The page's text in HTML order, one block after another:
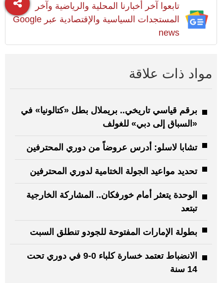
تابعوا آخر أخبارنا المحلية والرياضية وآخر
المستجدات السياسية والإقتصادية عبر Google
news
مواد ذات علاقة
برقم قياسي تاريخي.. بريملال بطل «كتالونيا» في
«السباق إلى دبي» للغولف
تشابا لاسلو: أدرس عروضاً من دوري المحترفين
تحديد مواعيد الجولة الختامية لدوري المحترفين
الوحدة يتعثر أمام خورفكان.. المشاركة الخارجية
تبتعد
بطولة الإمارات المفتوحة للجودو تنطلق السبت
الانضباط تعتمد خسارة كلباء 0-9 في دوري تحت
14 سنة